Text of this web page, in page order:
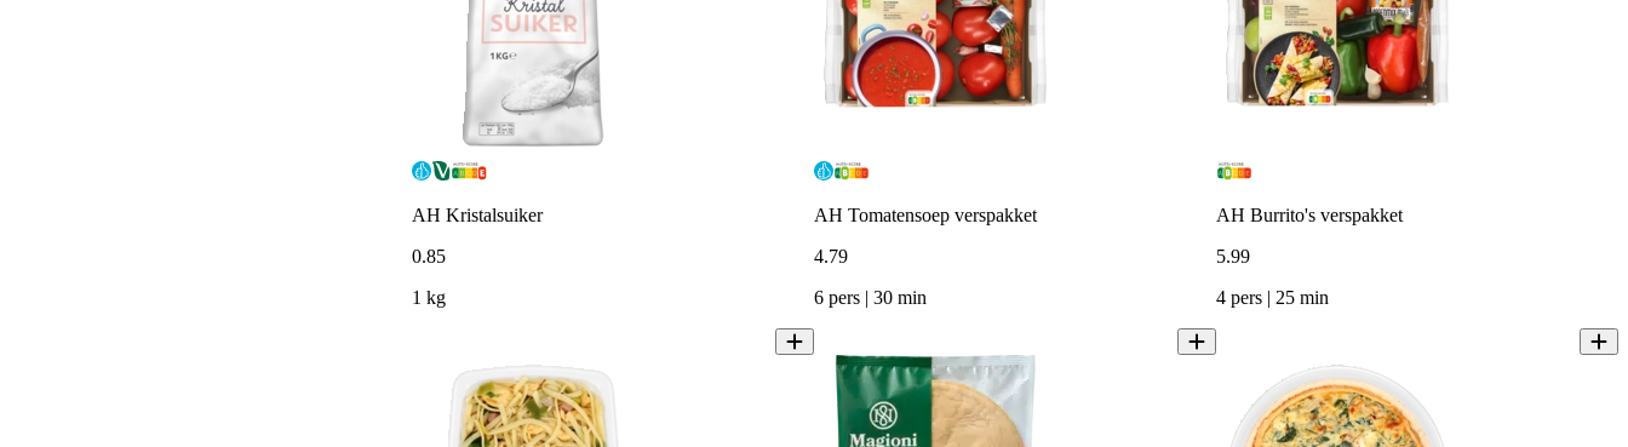
AH Kristalsuiker
0.85
1 kg
AH Tomatensoep verspakket
4.79
6 pers | 30 min
AH Burrito's verspakket
5.99
4 pers | 25 min